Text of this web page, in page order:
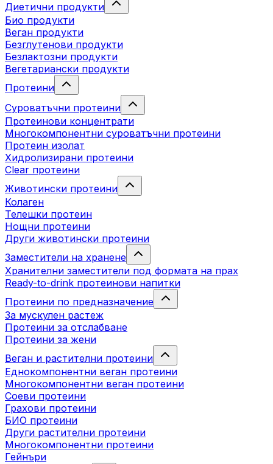
Диетични продукти
Био продукти
Веган продукти
Безглутенови продукти
Безлактозни продукти
Вегетариански продукти
Протеини
Суроватъчни протеини
Протеинови концентрати
Многокомпонентни суроватъчни протеини
Протеин изолат
Хидролизирани протеини
Clear протеини
Животински протеини
Колаген
Телешки протеин
Нощни протеини
Други животински протеини
Заместители на хранене
Хранителни заместители под формата на прах
Ready-to-drink протеинови напитки
Протеини по предназначение
За мускулен растеж
Протеини за отслабване
Протеини за жени
Веган и растителни протеини
Еднокомпонентни веган протеини
Многокомпонентни веган протеини
Соеви протеини
Грахови протеини
БИО протеини
Други растителни протеини
Многокомпонентни протеини
Гейнъри